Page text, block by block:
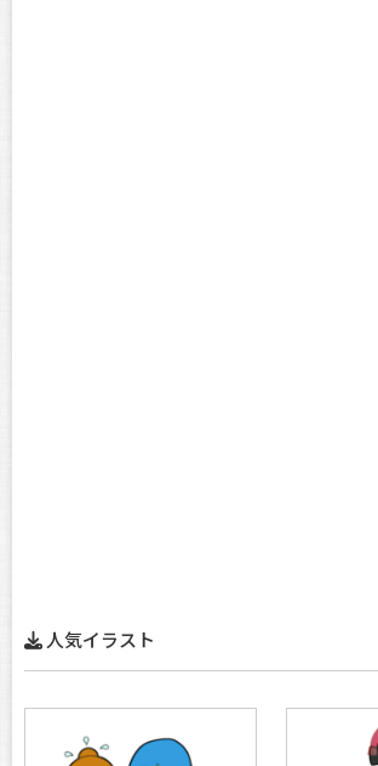
人気イラスト